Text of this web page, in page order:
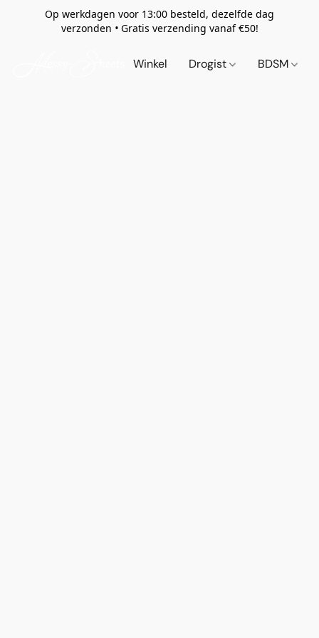
Op werkdagen voor 13:00 besteld, dezelfde dag
verzonden • Gratis verzending vanaf €50!
Winkel Drogist BDSM